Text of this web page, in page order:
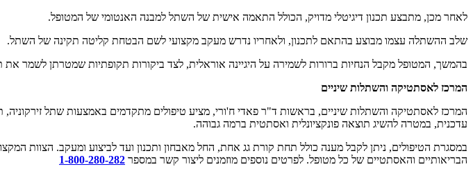
לאחר מכן, מתבצע תכנון דיגיטלי מדויק, הכולל התאמה אישית של השתל למבנה האנטומי של המטופל.
שלב ההשתלה עצמו מבוצע בהתאם לתכנון, ולאחריו נדרש מעקב מקצועי לשם הבטחת קליטה תקינה של השתל.
בהמשך, המטופל מקבל הנחיות ברורות לשמירה על היגיינה אוראלית, לצד ביקורות תקופתיות שמטרתן לשמר את
המרכז לאסתטיקה והשתלות שיניים
המרכז לאסתטיקה והשתלות שיניים, בראשות ד"ר פאדי ח'ורי, מציע טיפולים מתקדמים באמצעות שתל זירקוניה,
עדכנית, במטרה להשיג תוצאה פונקציונלית ואסתטית ברמה גבוהה.
במסגרת הטיפולים, ניתן לקבל מענה כולל תחת קורת גג אחת, החל מאבחון ותכנון ועד לביצוע ומעקב. הצוות
הבריאותיים והאסתטיים של כל מטופל. לפרטים נוספים מוזמנים ליצור קשר במספר 1-800-280-282